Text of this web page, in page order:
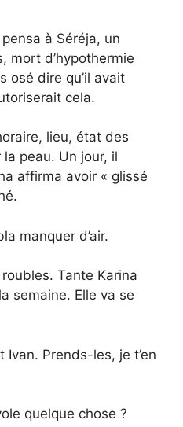
à Séréja, un
mort d’hypothermie
osé dire qu’il avait
cela.
lieu, état des
peau. Un jour, il
affirma avoir « glissé
manquer d’air.
Tante Karina
semaine. Elle va se
Prends-les, je t’en
quelque chose ?